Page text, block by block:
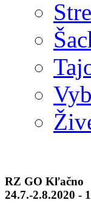
RZ GO Kľačno
24.7.-2.8.2020 -